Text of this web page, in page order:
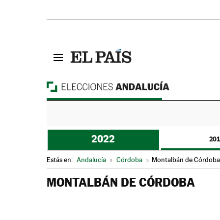
2022
Estás en: Andalucía » Córdoba » Montalbán de Córdoba
MONTALBÁN DE CÓRDOBA